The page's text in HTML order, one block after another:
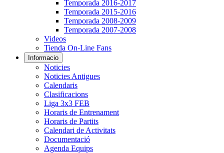
Temporada 2016-2017
Temporada 2015-2016
Temporada 2008-2009
Temporada 2007-2008
Videos
Tienda On-Line Fans
Informacio
Noticies
Noticies Antigues
Calendaris
Clasificacions
Liga 3x3 FEB
Horaris de Entrenament
Horaris de Partits
Calendari de Activitats
Documentació
Agenda Equips